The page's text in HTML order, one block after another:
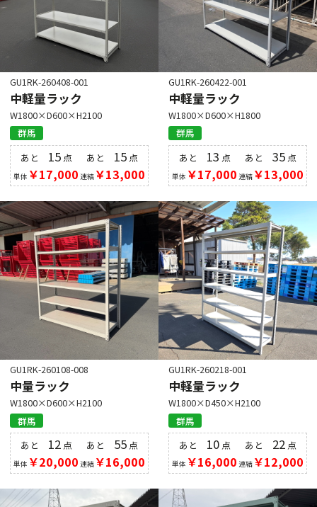
GU1RK-260408-001
中軽量ラック
W1800×D600×H2100
群馬
あと 15点
単体 ￥17,000
あと 15 点
連結￥13,000
GU1RK-260422-001
中軽量ラック
W1800×D600×H1800
群馬
あと 13 点
単体 ￥17,000
あと35 点
連結￥13,000
GU1RK-260108-008
中量ラック
W1800×D600×H2100
群馬
あと 12点
単体 ￥20,000
あと 55 点
連結￥16,000
GU1RK-260218-001
中軽量ラック
W1800×D450×H2100
群馬
あと 10点
単体 ￥16,000
あと 22 点
連結￥12,000